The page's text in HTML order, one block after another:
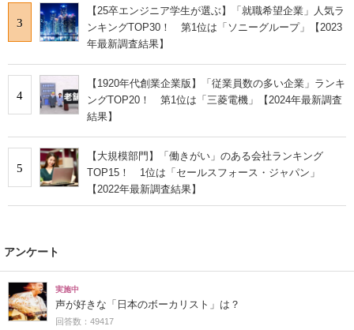
3
【25卒エンジニア学生が選ぶ】「就職希望企業」人気ラ
ンキングTOP30！ 第1位は「ソニーグループ」【2023
年最新調査結果】
4
【1920年代創業企業版】「従業員数の多い企業」ランキ
ングTOP20！ 第1位は「三菱電機」【2024年最新調査
結果】
5
【大規模部門】「働きがい」のある会社ランキング
TOP15！ 1位は「セールスフォース・ジャパン」
【2022年最新調査結果】
アンケート
実施中
声が好きな「日本のボーカリスト」は？
回答数：49417